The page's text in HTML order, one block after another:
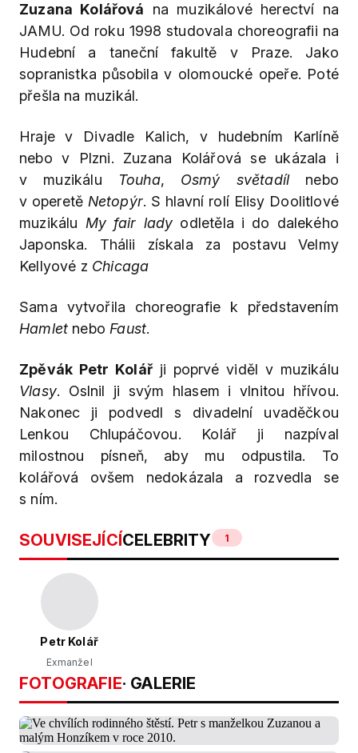
Zuzana Kolářová na muzikálové herectví na
JAMU. Od roku 1998 studovala choreografii na
Hudební a taneční fakultě v Praze. Jako
sopranistka působila v olomoucké opeře. Poté
přešla na muzikál.
Hraje v Divadle Kalich, v hudebním Karlíně
nebo v Plzni. Zuzana Kolářová se ukázala i
v muzikálu
Touha, Osmý světadílnebo
v operetě Netopýr. S hlavní rolí Elisy Doolitlové
muzikálu My fair lady odletěla i do dalekého
Japonska. Thálii získala za postavu Velmy
Kellyové z Chicaga
Sama vytvořila choreografie k představením
Hamlet nebo Faust.
Zpěvák Petr Kolářji poprvé viděl v muzikálu
Vlasy. Oslnil ji svým hlasem i vlnitou hřívou.
Nakonec ji podvedl s divadelní uvaděčkou
Lenkou Chlupáčovou. Kolář ji nazpíval
milostnou písneň, aby mu odpustila. To
kolářová ovšem nedokázala a rozvedla se
s ním.
SOUVISEJÍCÍCELEBRITY 1
Petr Kolář
Exmanžel
FOTOGRAFIE· GALERIE